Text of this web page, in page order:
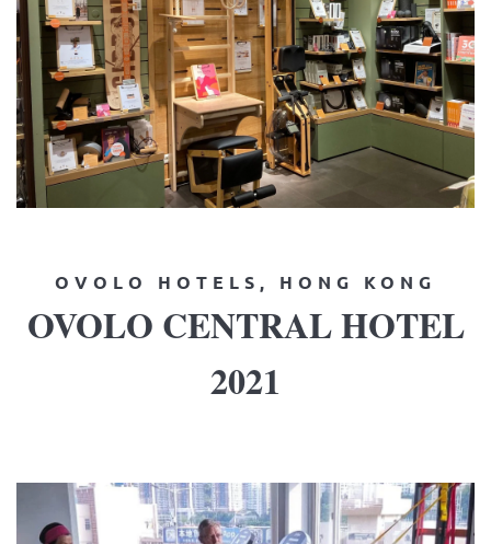
OVOLO HOTELS, HONG KONG
OVOLO CENTRAL HOTEL
2021